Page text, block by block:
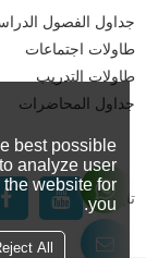
جداول الفصول
طاولات اجتماعات
طاولات التدريب
جداول المحاضرات
تابعنا:
best possible
analyze user
website for
you.
All